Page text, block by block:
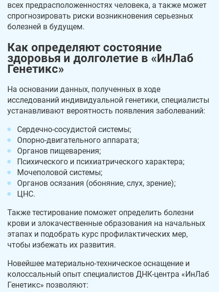
всех предрасположенностях человека, а также может
спрогнозировать риски возникновения серьезных
болезней в будущем.
Как определяют состояние
здоровья и долголетие в «ИнЛаб
Генетикс»
На основании данных, полученных в ходе
исследований индивидуальной генетики, специалисты
устанавливают вероятность появления заболеваний:
Сердечно-сосудистой системы;
Опорно-двигательного аппарата;
Органов пищеварения;
Психического и психиатрического характера;
Мочеполовой системы;
Органов осязания (обоняние, слух, зрение);
ЦНС.
Также тестирование поможет определить болезни
крови и злокачественные образования на начальных
этапах и подобрать курс профилактических мер,
чтобы избежать их развития.
Новейшее материально-техническое оснащение и
колоссальный опыт специалистов ДНК-центра «ИнЛаб
Генетикс» позволяют: